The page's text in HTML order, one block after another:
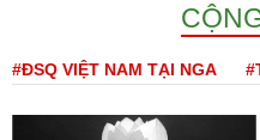
#ĐSQ VIỆT NAM TẠI NGA